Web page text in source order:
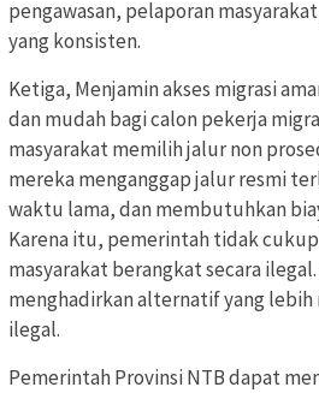
pengawasan, pelaporan
yang konsisten.
Ketiga, Menjamin akses migrasi
dan mudah bagi calon pekerja
masyarakat memilih jalur non
mereka menganggap jalur resmi
waktu lama, dan membutuhkan
Karena itu, pemerintah tidak
masyarakat berangkat secara
menghadirkan alternatif yang
ilegal.
Pemerintah Provinsi NTB dapat